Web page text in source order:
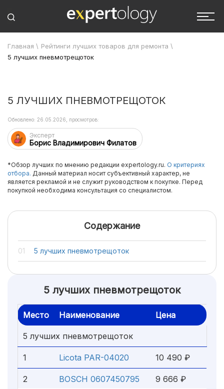
Главная \ Рейтинги лучших товаров для ремонта \
5 лучших пневмотрещоток
5 ЛУЧШИХ ПНЕВМОТРЕЩОТОК
Эксперт
Борис Владимирович Филатов
Обновлено: 26.05.2026, просмотров:
*Обзор лучших по мнению редакции expertology.ru. О критериях
отбора. Данный материал носит субъективный характер, не
является рекламой и не служит руководством к покупке. Перед
покупкой необходима консультация со специалистом.
Содержание
5 лучших пневмотрещоток
5 лучших пневмотрещоток
Место Наименование Цена
5 лучших пневмотрещоток
1 Licota PAR-04020 10 490 ₽
2 BOSCH 0607450795 9 666 ₽